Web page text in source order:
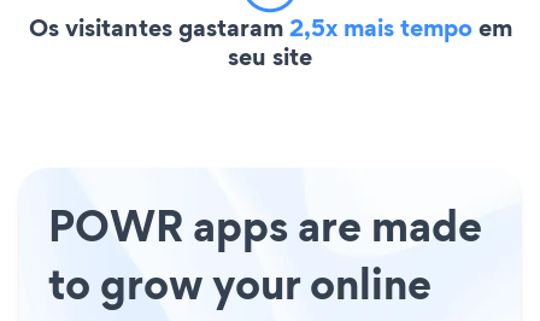
Os visitantes gastaram2,5x mais tempoem
seu site
POWR apps are made
to grow your online